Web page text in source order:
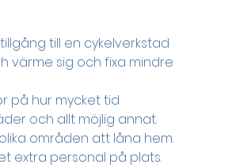
till en cykelverkstad
värme sig och fixa mindre
på hur mycket tid
och allt möjlig annat.
områden att låna hem.
extra personal på plats.